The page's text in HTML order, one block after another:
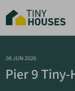
Hauptinhalt
springen
HÄUSER
BERATUNG
08 JUN 2026
Pier 9